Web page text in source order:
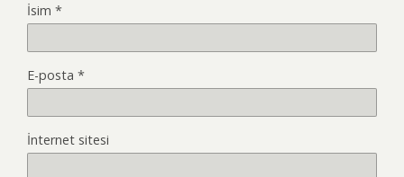
İsim *
E-posta *
İnternet sitesi